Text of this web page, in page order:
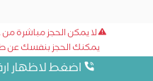
لا يمكن الحجز مباشرة
يمكنك الحجز بنفسك عن
اضغط لاظهار